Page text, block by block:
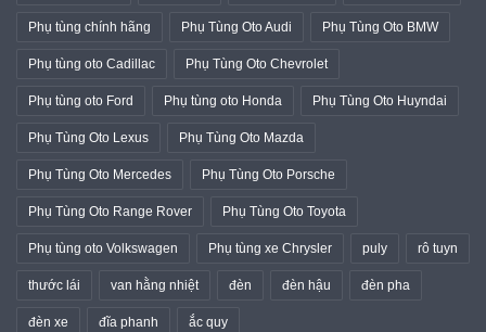
Phụ tùng chính hãng Phụ Tùng Oto Audi Phụ Tùng Oto BMW
Phụ tùng oto Cadillac Phụ Tùng Oto Chevrolet
Phụ tùng oto Ford Phụ tùng oto Honda Phụ Tùng Oto Huyndai
Phụ Tùng Oto Lexus Phụ Tùng Oto Mazda
Phụ Tùng Oto Mercedes Phụ Tùng Oto Porsche
Phụ Tùng Oto Range Rover Phụ Tùng Oto Toyota
Phụ tùng oto Volkswagen Phụ tùng xe Chrysler puly rô tuyn
thước lái van hằng nhiệt đèn đèn hậu đèn pha
đèn xe đĩa phanh ắc quy